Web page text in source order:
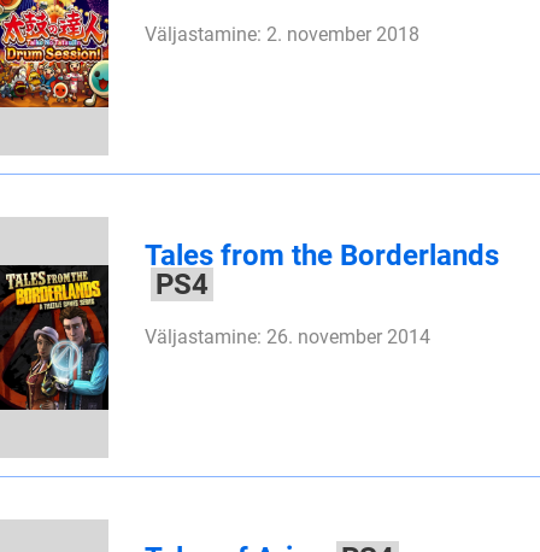
Väljastamine: 2. november 2018
Tales from the Borderlands
PS4
Väljastamine: 26. november 2014